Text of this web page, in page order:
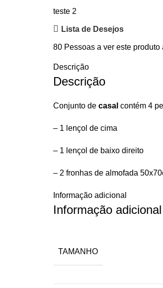
teste 2
Lista de Desejos
80 Pessoas a ver este produto
Descrição
Descrição
Conjunto de casal contém 4
– 1 lençol de cima
– 1 lençol de baixo direito
– 2 fronhas de almofada
Informação adicional
Informação adicional
TAMANHO